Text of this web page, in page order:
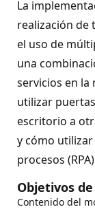
La
realización de
el uso de
una
servicios en la
utilizar
escritorio a
y cómo
procesos
Objetivos
Contenido del